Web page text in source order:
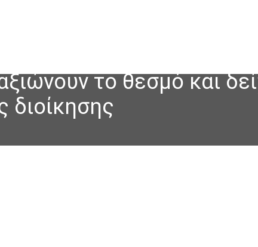
το θεσμό και
διοίκησης